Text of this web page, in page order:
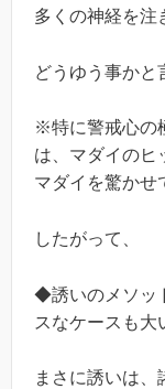
多くの神経を注
どうゆう事かと
※特に警戒心の
は、マダイのヒ
マダイを驚かせ
したがって、
◆誘いのメソッ
スなケースも大
まさに誘いは、